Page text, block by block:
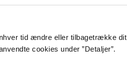
tid ændre eller tilbagetrække dit
cookies under ”Detaljer”.